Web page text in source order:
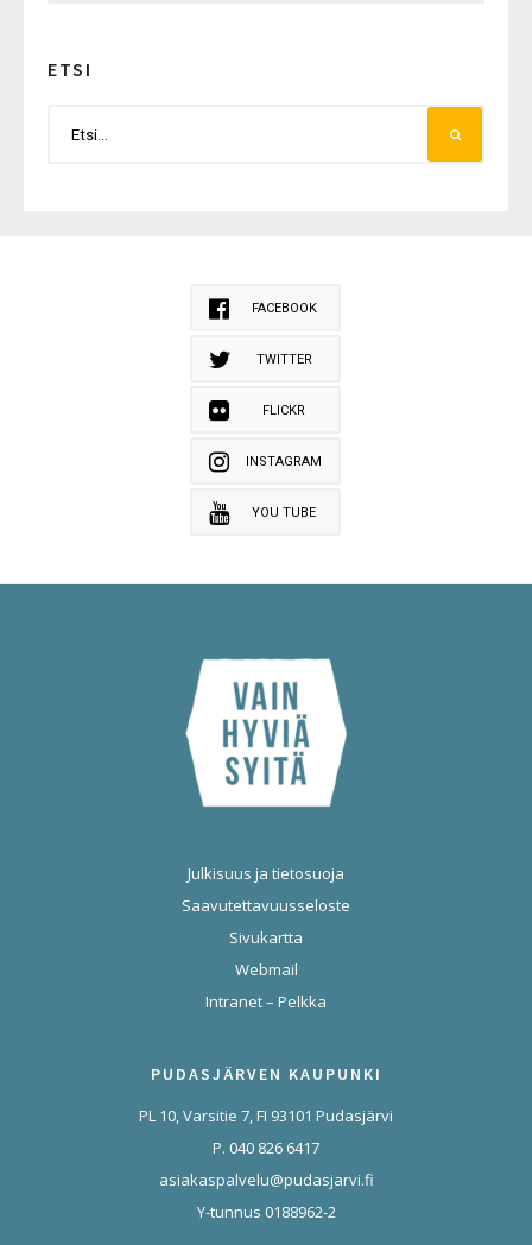
ETSI
FACEBOOK
TWITTER
FLICKR
INSTAGRAM
YOU TUBE
Julkisuus ja tietosuoja
Saavutettavuusseloste
Sivukartta
Webmail
Intranet – Pelkka
PUDASJÄRVEN KAUPUNKI
PL 10, Varsitie 7, FI 93101 Pudasjärvi
P. 040 826 6417
asiakaspalvelu@pudasjarvi.fi
Y-tunnus 0188962-2